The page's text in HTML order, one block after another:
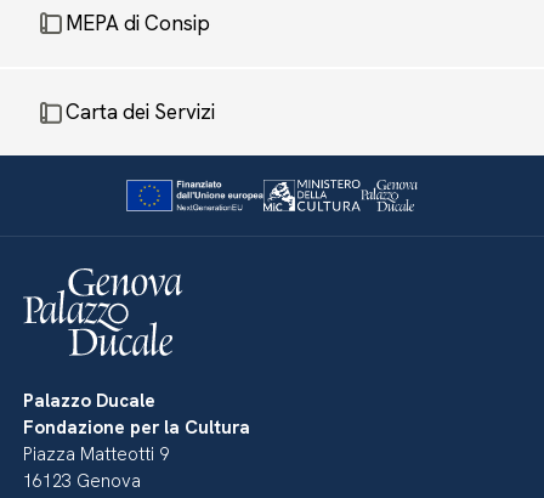
MEPA di Consip
Carta dei Servizi
Palazzo Ducale
Fondazione per la Cultura
Piazza Matteotti 9
16123 Genova